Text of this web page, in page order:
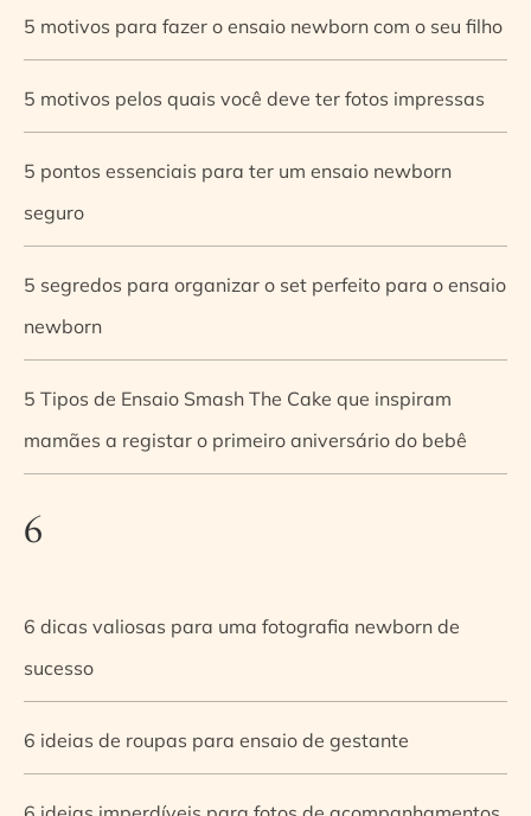
5 motivos para fazer o ensaio newborn com o seu filho
5 motivos pelos quais você deve ter fotos impressas
5 pontos essenciais para ter um ensaio newborn
seguro
5 segredos para organizar o set perfeito para o ensaio
newborn
5 Tipos de Ensaio Smash The Cake que inspiram
mamães a registar o primeiro aniversário do bebê
6
6 dicas valiosas para uma fotografia newborn de
sucesso
6 ideias de roupas para ensaio de gestante